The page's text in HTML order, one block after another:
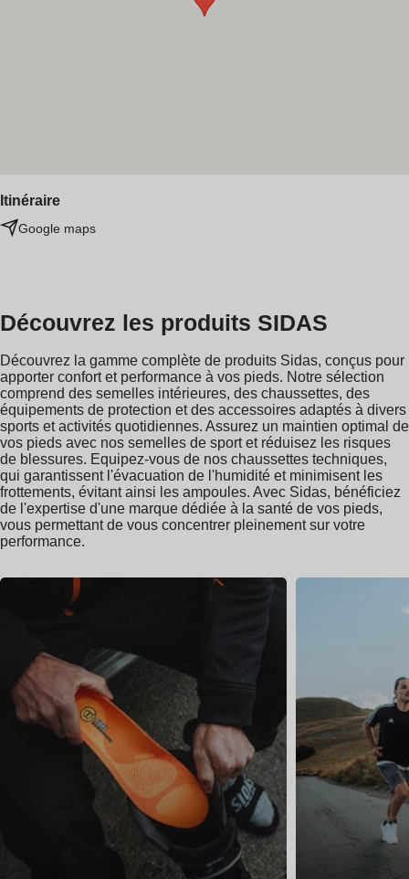
Itinéraire
Google maps
Découvrez les produits SIDAS
Découvrez la gamme complète de produits Sidas, conçus pour
apporter confort et performance à vos pieds. Notre sélection
comprend des semelles intérieures, des chaussettes, des
équipements de protection et des accessoires adaptés à divers
sports et activités quotidiennes. Assurez un maintien optimal de
vos pieds avec nos semelles de sport et réduisez les risques
de blessures. Equipez-vous de nos chaussettes techniques,
qui garantissent l'évacuation de l'humidité et minimisent les
frottements, évitant ainsi les ampoules. Avec Sidas, bénéficiez
de l'expertise d'une marque dédiée à la santé de vos pieds,
vous permettant de vous concentrer pleinement sur votre
performance.